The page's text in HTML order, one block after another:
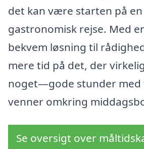
det kan være starten på
gastronomisk rejse. Med
bekvem løsning til
mere tid på det, der
noget—gode stunder med
venner omkring
Se oversigt over